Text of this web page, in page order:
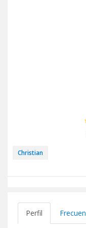
Christian
Perfil